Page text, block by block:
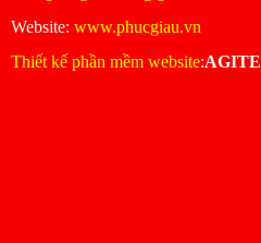
Website: www.phucgiau.vn
Thiết kế phần mềm website: